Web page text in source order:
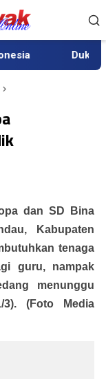
Dukung
dan SD Bina
Kabupaten
tenaga
guru, nampak
menunggu
(Foto Media